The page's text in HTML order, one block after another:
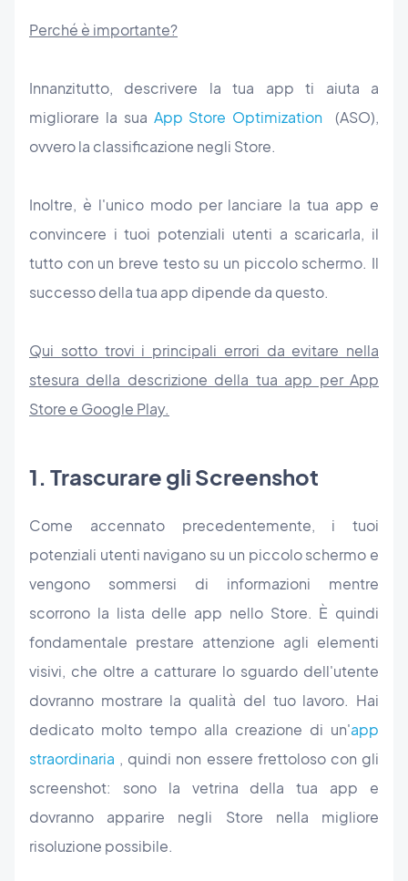
Perché è importante?
Innanzitutto, descrivere la tua app ti aiuta a
migliorare la sua App Store Optimization (ASO),
ovvero la classificazione negli Store.
Inoltre, è l'unico modo per lanciare la tua app e
convincere i tuoi potenziali utenti a scaricarla, il
tutto con un breve testo su un piccolo schermo. Il
successo della tua app dipende da questo.
Qui sotto trovi i principali errori da evitare nella
stesura della descrizione della tua app per App
Store e Google Play.
1. Trascurare gli Screenshot
Come accennato precedentemente, i tuoi
potenziali utenti navigano su un piccolo schermo e
vengono sommersi di informazioni mentre
scorrono la lista delle app nello Store. È quindi
fondamentale prestare attenzione agli elementi
visivi, che oltre a catturare lo sguardo dell'utente
dovranno mostrare la qualità del tuo lavoro. Hai
dedicato molto tempo alla creazione di un'app
straordinaria , quindi non essere frettoloso con gli
screenshot: sono la vetrina della tua app e
dovranno apparire negli Store nella migliore
risoluzione possibile.